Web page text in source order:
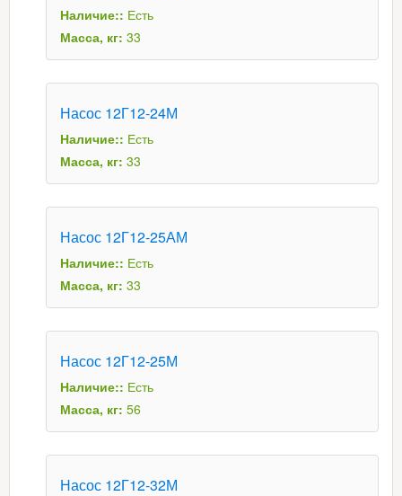
Наличие:: Есть
Масса, кг: 33
Насос 12Г12-24М
Наличие:: Есть
Масса, кг: 33
Насос 12Г12-25АМ
Наличие:: Есть
Масса, кг: 33
Насос 12Г12-25М
Наличие:: Есть
Масса, кг: 56
Насос 12Г12-32М